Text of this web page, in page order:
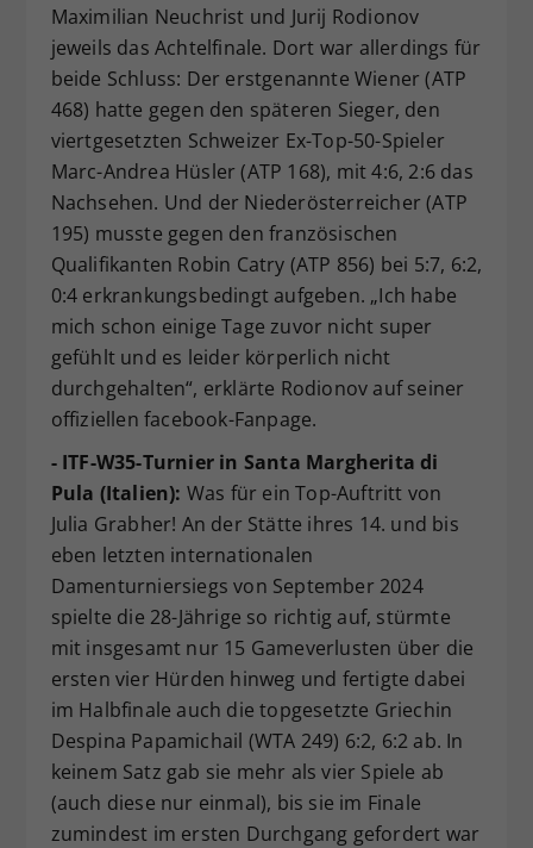
Maximilian Neuchrist und Jurij Rodionov
jeweils das Achtelfinale. Dort war allerdings für
beide Schluss: Der erstgenannte Wiener (ATP
468) hatte gegen den späteren Sieger, den
viertgesetzten Schweizer Ex-Top-50-Spieler
Marc-Andrea Hüsler (ATP 168), mit 4:6, 2:6 das
Nachsehen. Und der Niederösterreicher (ATP
195) musste gegen den französischen
Qualifikanten Robin Catry (ATP 856) bei 5:7, 6:2,
0:4 erkrankungsbedingt aufgeben. „Ich habe
mich schon einige Tage zuvor nicht super
gefühlt und es leider körperlich nicht
durchgehalten“, erklärte Rodionov auf seiner
offiziellen facebook-Fanpage.
- ITF-W35-Turnier in Santa Margherita di
Pula (Italien): Was für ein Top-Auftritt von
Julia Grabher! An der Stätte ihres 14. und bis
eben letzten internationalen
Damenturniersiegs von September 2024
spielte die 28-Jährige so richtig auf, stürmte
mit insgesamt nur 15 Gameverlusten über die
ersten vier Hürden hinweg und fertigte dabei
im Halbfinale auch die topgesetzte Griechin
Despina Papamichail (WTA 249) 6:2, 6:2 ab. In
keinem Satz gab sie mehr als vier Spiele ab
(auch diese nur einmal), bis sie im Finale
zumindest im ersten Durchgang gefordert war